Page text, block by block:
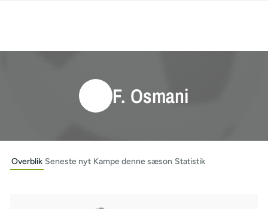
F. Osmani
Overblik Seneste nyt Kampe denne sæson Statistik